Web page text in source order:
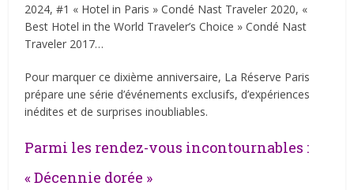
2024, #1 « Hotel in Paris » Condé Nast Traveler 2020, «
Best Hotel in the World Traveler’s Choice » Condé Nast
Traveler 2017…
Pour marquer ce dixième anniversaire, La Réserve Paris
prépare une série d’événements exclusifs, d’expériences
inédites et de surprises inoubliables.
Parmi les rendez-vous incontournables :
« Décennie dorée »